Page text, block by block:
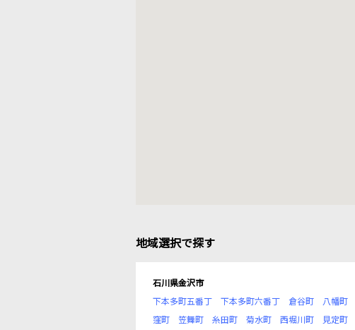
地域選択で探す
石川県金沢市
下本多町五番丁
下本多町六番丁 倉谷町 八幡町
窪町
笠舞町 糸田町 菊水町 西堀川町 見定町